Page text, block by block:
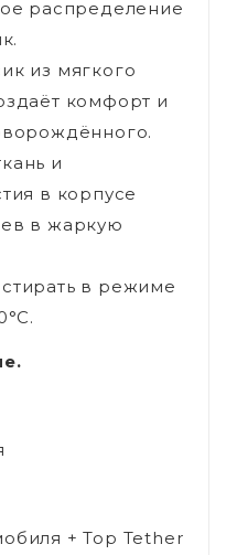
распределение
из мягкого
комфорт и
и
в корпусе
в жаркую
в режиме
+ Top Tether